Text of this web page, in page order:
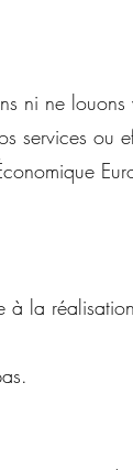
ni ne louons
services ou
la